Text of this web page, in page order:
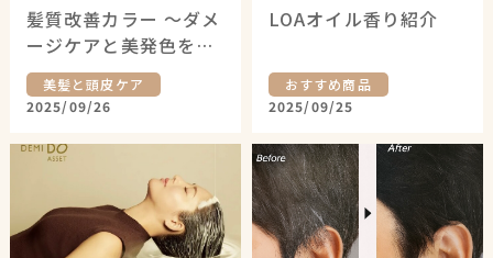
髪質改善カラー 〜ダメ
ージケアと美発色を同
時に〜
美髪と頭皮ケア
2025/09/26
LOAオイル香り紹介
おすすめ商品
2025/09/25